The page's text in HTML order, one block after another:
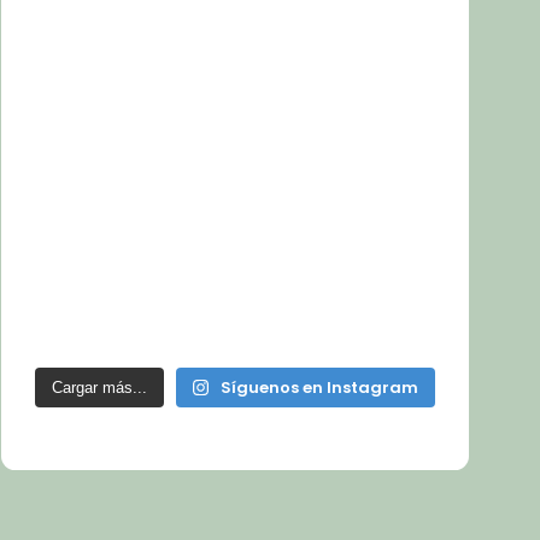
Cargar más... Síguenos en Instagram